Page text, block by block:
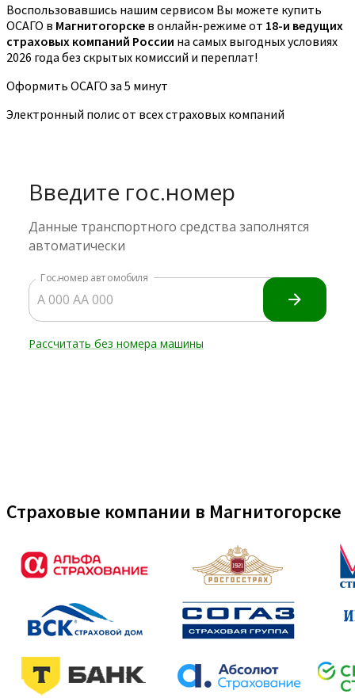
Воспользовавшись нашим сервисом Вы можете купить
ОСАГО в Магнитогорске в онлайн-режиме от 18-и ведущих
страховых компаний России на самых выгодных условиях
2026 года без скрытых комиссий и переплат!
Оформить ОСАГО за 5 минут
Электронный полис от всех страховых компаний
Страховые компании в Магнитогорске